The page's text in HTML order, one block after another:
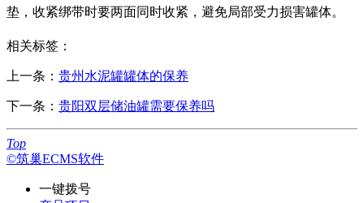
垫，收紧绑带时要两面同时收紧，避免局部受力损害罐体。
相关标签：
上一条： 贵州水泥罐罐体的保养
下一条： 贵阳双层储油罐需要保养吗
Top
©筑巢ECMS软件
一键拨号